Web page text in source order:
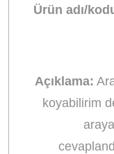
Ürün adı/
Açıklama:
koyabilirim